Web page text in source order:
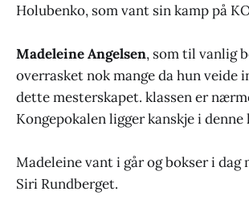
Holubenko, som vant sin kamp på
Madeleine Angelsen, som til vanlig
overrasket nok mange da hun veide
dette mesterskapet. klassen er
Kongepokalen ligger kanskje i denne
Madeleine vant i går og bokser i
Siri Rundberget.